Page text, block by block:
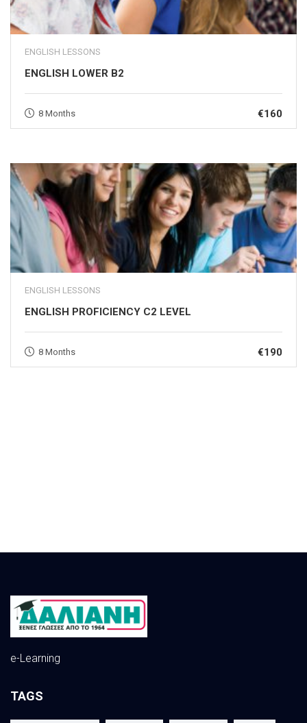
ENGLISH LESSONS
ENGLISH LOWER B2
8 Months €160
ENGLISH LESSONS
ENGLISH PROFICIENCY C2 LEVEL
8 Months €190
e-Learning
TAGS